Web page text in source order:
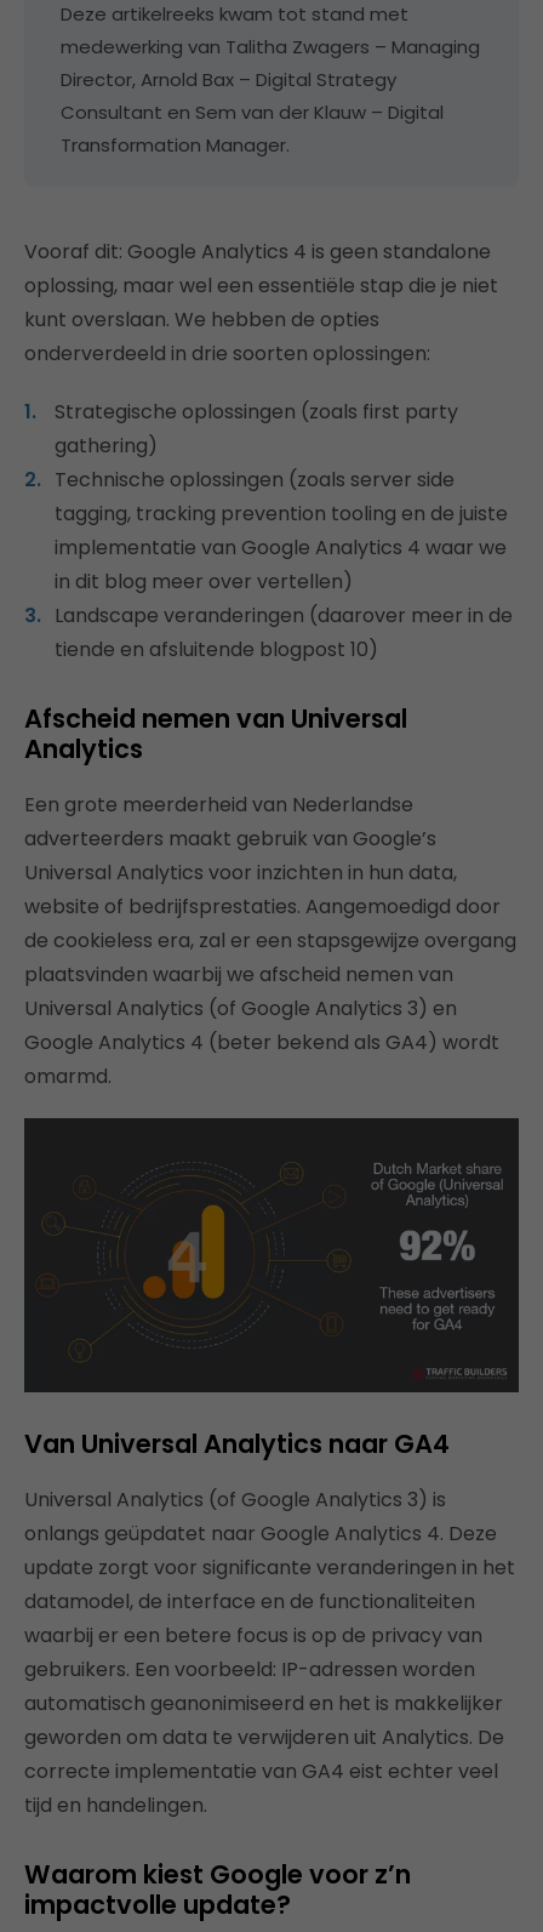
Deze artikelreeks kwam tot stand met
medewerking van Talitha Zwagers – Managing
Director, Arnold Bax – Digital Strategy
Consultant en Sem van der Klauw – Digital
Transformation Manager.
Vooraf dit: Google Analytics 4 is geen standalone
oplossing, maar wel een essentiële stap die je niet
kunt overslaan. We hebben de opties
onderverdeeld in drie soorten oplossingen:
Strategische oplossingen (zoals first party
gathering)
Technische oplossingen (zoals server side
tagging, tracking prevention tooling en de juiste
implementatie van Google Analytics 4 waar we
in dit blog meer over vertellen)
Landscape veranderingen (daarover meer in de
tiende en afsluitende blogpost 10)
Afscheid nemen van Universal
Analytics
Een grote meerderheid van Nederlandse
adverteerders maakt gebruik van Google’s
Universal Analytics voor inzichten in hun data,
website of bedrijfsprestaties. Aangemoedigd door
de cookieless era, zal er een stapsgewijze overgang
plaatsvinden waarbij we afscheid nemen van
Universal Analytics (of Google Analytics 3) en
Google Analytics 4 (beter bekend als GA4) wordt
omarmd.
Van Universal Analytics naar GA4
Universal Analytics (of Google Analytics 3) is
onlangs geüpdatet naar Google Analytics 4. Deze
update zorgt voor significante veranderingen in het
datamodel, de interface en de functionaliteiten
waarbij er een betere focus is op de privacy van
gebruikers. Een voorbeeld: IP-adressen worden
automatisch geanonimiseerd en het is makkelijker
geworden om data te verwijderen uit Analytics. De
correcte implementatie van GA4 eist echter veel
tijd en handelingen.
Waarom kiest Google voor z’n
impactvolle update?